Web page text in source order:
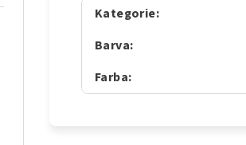
Kategorie:
Barva:
Farba: